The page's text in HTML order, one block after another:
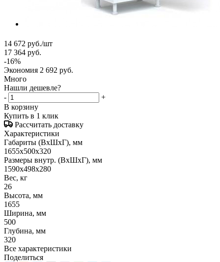
14 672 руб./шт
17 364 руб.
-16%
Экономия 2 692 руб.
Много
Нашли дешевле?
-
+
В корзину
Купить в 1 клик
Рассчитать доставку
Характеристики
Габариты (ВxШxГ), мм
1655x500x320
Размеры внутр. (ВxШxГ), мм
1590x498x280
Вес, кг
26
Высота, мм
1655
Ширина, мм
500
Глубина, мм
320
Все характеристики
Поделиться